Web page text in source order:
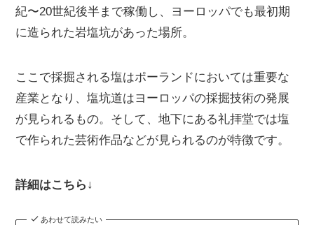
紀〜20世紀後半まで稼働し、ヨーロッパでも最初期
に造られた岩塩坑があった場所。
ここで採掘される塩はポーランドにおいては重要な
産業となり、塩坑道はヨーロッパの採掘技術の発展
が見られるもの。そして、地下にある礼拝堂では塩
で作られた芸術作品などが見られるのが特徴です。
詳細はこちら↓
あわせて読みたい